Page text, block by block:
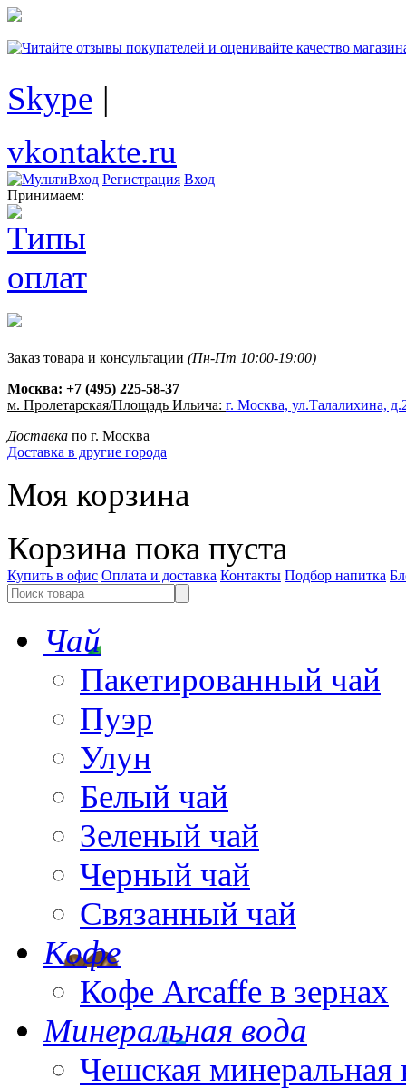
Skype |
vkontakte.ru
Регистрация Вход
Принимаем:
Заказ товара и консультации (Пн-Пт 10:00-19:00)
Москва: +7 (495) 225-58-37
м. Пролетарская/Площадь Ильича: г. Москва, ул.Талалихина,
Доставка по г. Москва
Доставка в другие города
Моя корзина
Корзина пока пуста
Купить в офис Оплата и доставка Контакты Подбор напитка
Чай
Пакетированный чай
Пуэр
Улун
Белый чай
Зеленый чай
Черный чай
Связанный чай
Кофе
Кофе Arcaffe в зернах
Минеральная вода
Чешская минеральная